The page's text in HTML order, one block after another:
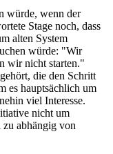
würde, wenn der
Stage noch, dass
alten System
würde: "Wir
wir nicht starten."
die den Schritt
es hauptsächlich um
viel Interesse.
nicht um
abhängig von